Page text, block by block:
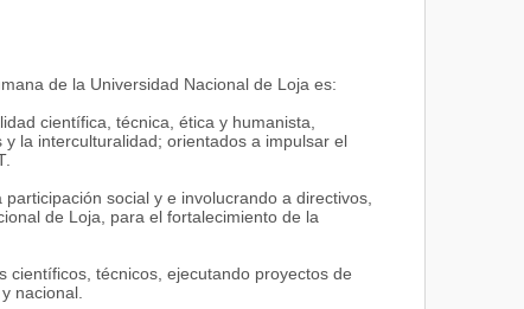
de la Universidad Nacional de Loja es:
científica, técnica, ética y humanista,
la interculturalidad; orientados a impulsar el
social y e involucrando a directivos,
de Loja, para el fortalecimiento de la
científicos, técnicos, ejecutando proyectos de
nacional.